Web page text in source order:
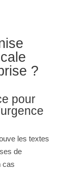
?
pour
les textes
de
cas